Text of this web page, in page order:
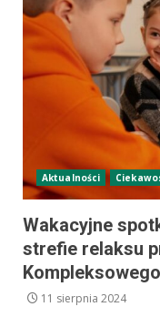
Aktualności
Wakacyjne
strefie relaksu
11 sierpnia 2024